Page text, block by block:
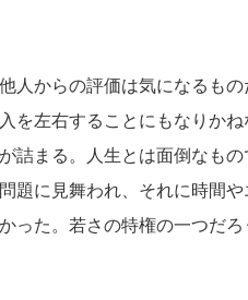
人からの評価は気になるも
を左右することにもなりか
詰まる。人生とは面倒なも
題に見舞われ、それに時間
った。若さの特権の一つだろ